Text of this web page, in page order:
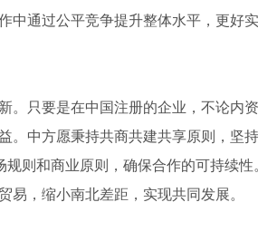
中通过公平竞争提升整体水平，更好
只要是在中国注册的企业，不论内资
中方愿秉持共商共建共享原则，坚持
规则和商业原则，确保合作的可持续性
，缩小南北差距，实现共同发展。